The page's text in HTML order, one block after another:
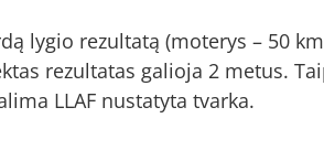
lygio rezultatą (moterys – 50
rezultatas galioja 2 metus.
LLAF nustatyta tvarka.